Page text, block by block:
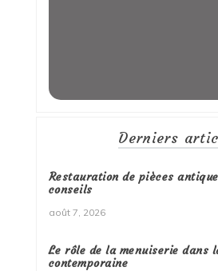
Derniers
Restauration de pièces
conseils
août 7, 2026
Le rôle de la menuiserie dans
contemporaine